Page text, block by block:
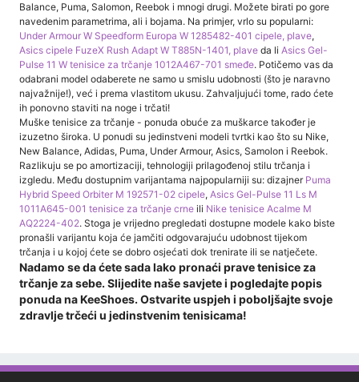
Balance, Puma, Salomon, Reebok i mnogi drugi. Možete birati po gore
navedenim parametrima, ali i bojama. Na primjer, vrlo su popularni:
Under Armour W Speedform Europa W 1285482-401 cipele, plave,
Asics cipele FuzeX Rush Adapt W T885N-1401, plave da li Asics Gel-
Pulse 11 W tenisice za trčanje 1012A467-701 smeđe. Potičemo vas da
odabrani model odaberete ne samo u smislu udobnosti (što je naravno
najvažnije!), već i prema vlastitom ukusu. Zahvaljujući tome, rado ćete
ih ponovno staviti na noge i trčati!
Muške tenisice za trčanje - ponuda obuće za muškarce također je
izuzetno široka. U ponudi su jedinstveni modeli tvrtki kao što su Nike,
New Balance, Adidas, Puma, Under Armour, Asics, Samolon i Reebok.
Razlikuju se po amortizaciji, tehnologiji prilagođenoj stilu trčanja i
izgledu. Među dostupnim varijantama najpopularniji su: dizajner Puma
Hybrid Speed ​​​​Orbiter M 192571-02 cipele, Asics Gel-Pulse 11 Ls M
1011A645-001 tenisice za trčanje crne ili Nike tenisice Acalme M
AQ2224-402. Stoga je vrijedno pregledati dostupne modele kako biste
pronašli varijantu koja će jamčiti odgovarajuću udobnost tijekom
trčanja i u kojoj ćete se dobro osjećati dok trenirate ili se natječete.
Nadamo se da ćete sada lako pronaći prave tenisice za
trčanje za sebe. Slijedite naše savjete i pogledajte popis
ponuda na KeeShoes. Ostvarite uspjeh i poboljšajte svoje
zdravlje trčeći u jedinstvenim tenisicama!